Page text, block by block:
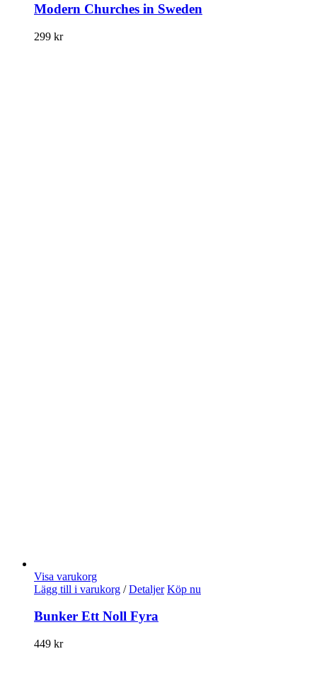
Modern Churches in Sweden
299 kr
Visa varukorg
Lägg till i varukorg / Detaljer Köp nu
Bunker Ett Noll Fyra
449 kr